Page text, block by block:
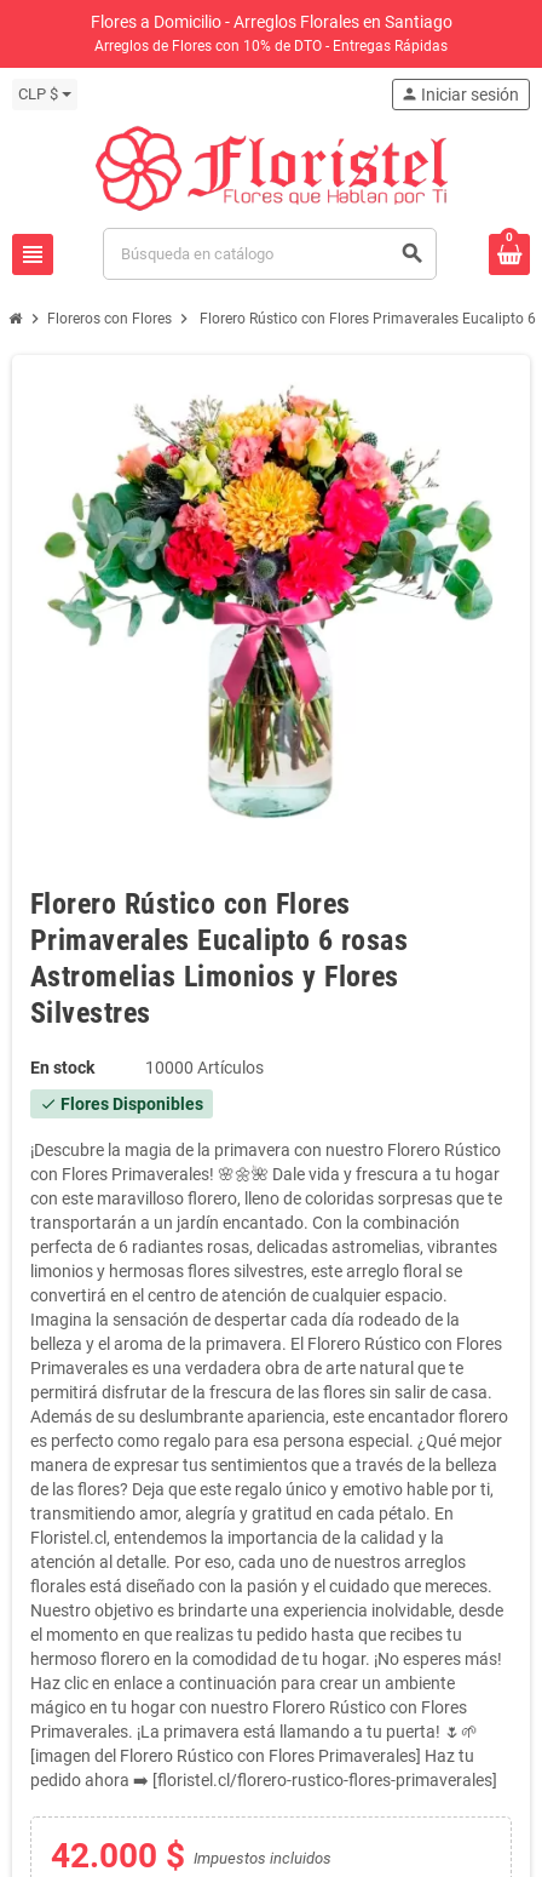
Flores a Domicilio - Arreglos Florales en Santiago
Arreglos de Flores con 10% de DTO - Entregas Rápidas
CLP $
view_headline search
person Iniciar sesión
0
chevron_right Floreros con Flores chevron_right Florero Rústico con Flores Primaverales Eucalipto
Florero Rústico con Flores
Primaverales Eucalipto 6 rosas
Astromelias Limonios y Flores
Silvestres
En stock 10000 Artículos
check Flores Disponibles
¡Descubre la magia de la primavera con nuestro Florero Rústico
con Flores Primaverales! 🌸🌼🌺 Dale vida y frescura a tu hogar
con este maravilloso florero, lleno de coloridas sorpresas que te
transportarán a un jardín encantado. Con la combinación
perfecta de 6 radiantes rosas, delicadas astromelias, vibrantes
limonios y hermosas flores silvestres, este arreglo floral se
convertirá en el centro de atención de cualquier espacio.
Imagina la sensación de despertar cada día rodeado de la
belleza y el aroma de la primavera. El Florero Rústico con Flores
Primaverales es una verdadera obra de arte natural que te
permitirá disfrutar de la frescura de las flores sin salir de casa.
Además de su deslumbrante apariencia, este encantador florero
es perfecto como regalo para esa persona especial. ¿Qué mejor
manera de expresar tus sentimientos que a través de la belleza
de las flores? Deja que este regalo único y emotivo hable por ti,
transmitiendo amor, alegría y gratitud en cada pétalo. En
Floristel.cl, entendemos la importancia de la calidad y la
atención al detalle. Por eso, cada uno de nuestros arreglos
florales está diseñado con la pasión y el cuidado que mereces.
Nuestro objetivo es brindarte una experiencia inolvidable, desde
el momento en que realizas tu pedido hasta que recibes tu
hermoso florero en la comodidad de tu hogar. ¡No esperes más!
Haz clic en enlace a continuación para crear un ambiente
mágico en tu hogar con nuestro Florero Rústico con Flores
Primaverales. ¡La primavera está llamando a tu puerta! 🌷🌱
[imagen del Florero Rústico con Flores Primaverales] Haz tu
pedido ahora ➡️ [floristel.cl/florero-rustico-flores-primaverales]
42.000 $ Impuestos incluidos